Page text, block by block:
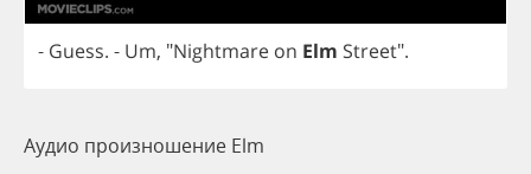
- Guess. - Um, "Nightmare on Elm Street".
Аудио произношение Elm